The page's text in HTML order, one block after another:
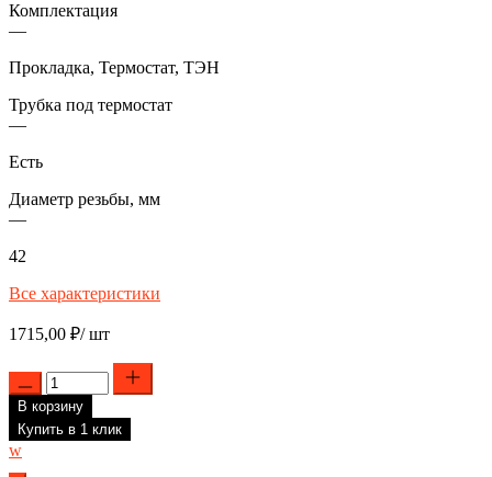
Комплектация
—
Прокладка, Термостат, ТЭН
Трубка под термостат
—
Есть
Диаметр резьбы, мм
—
42
Все характеристики
1715,00 ₽/ шт
Количество
товара
Комплект
ТЭН
RDT
для
В корзину
Купить в 1 клик
w